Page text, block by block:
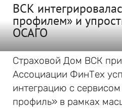
ВСК
профилем» и
ОСАГО
Страховой Дом ВСК
Ассоциации ФинТех
интеграцию c
профиль» в рамках